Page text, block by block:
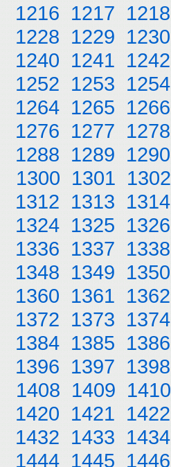
1216 1217 1218
1228 1229 1230
1240 1241 1242
1252 1253 1254
1264 1265 1266
1276 1277 1278
1288 1289 1290
1300 1301 1302
1312 1313 1314
1324 1325 1326
1336 1337 1338
1348 1349 1350
1360 1361 1362
1372 1373 1374
1384 1385 1386
1396 1397 1398
1408 1409 1410
1420 1421 1422
1432 1433 1434
1444 1445 1446